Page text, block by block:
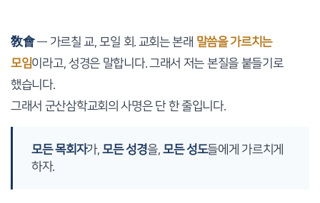
敎會— 가르칠 교, 모일 회. 교회는 본래 말씀을 가르치는
모임이라고, 성경은 말합니다. 그래서 저는 본질을 붙들기로
했습니다.
그래서 군산삼학교회의 사명은 단 한 줄입니다.
모든 목회자가,모든 성경을, 모든 성도들에게 가르치게
하자.